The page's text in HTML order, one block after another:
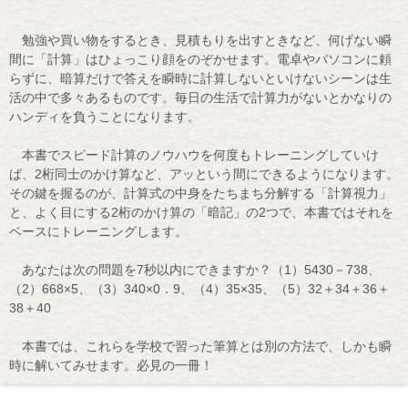
勉強や買い物をするとき、見積もりを出すときなど、何げない瞬
間に「計算」はひょっこり顔をのぞかせます。電卓やパソコンに頼
らずに、暗算だけで答えを瞬時に計算しないといけないシーンは生
活の中で多々あるものです。毎日の生活で計算力がないとかなりの
ハンディを負うことになります。
本書でスピード計算のノウハウを何度もトレーニングしていけ
ば、2桁同士のかけ算など、アッという間にできるようになります。
その鍵を握るのが、計算式の中身をたちまち分解する「計算視力」
と、よく目にする2桁のかけ算の「暗記」の2つで、本書ではそれを
ベースにトレーニングします。
あなたは次の問題を7秒以内にできますか？（1）5430－738、
（2）668×5、（3）340×0．9、（4）35×35、（5）32＋34＋36＋
38＋40
本書では、これらを学校で習った筆算とは別の方法で、しかも瞬
時に解いてみせます。必見の一冊！